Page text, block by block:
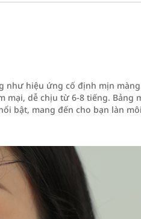
như hiệu ứng cố định mịn
dễ chịu từ 6-8 tiếng. Bảng
bật, mang đến cho bạn làn